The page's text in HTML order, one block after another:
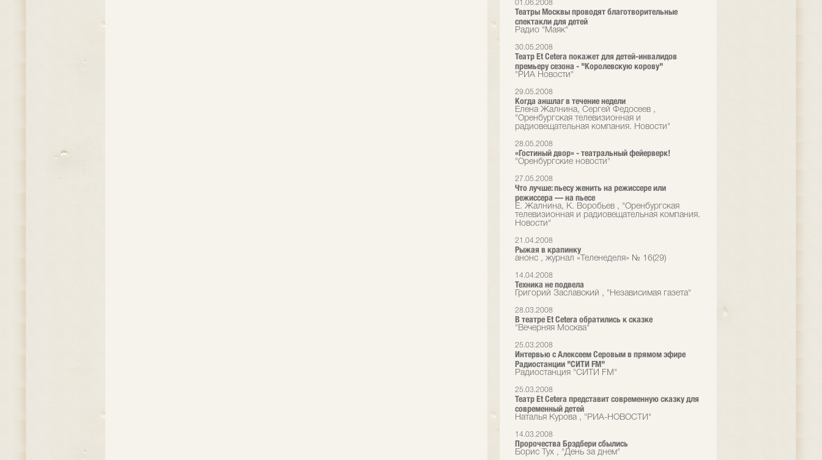
01.06.2008
Театры Москвы проводят благотворительные
спектакли для детей
Радио "Маяк"
30.05.2008
Театр Et Cetera покажет для детей-инвалидов
премьеру сезона - "Королевскую корову"
"РИА Новости"
29.05.2008
Когда аншлаг в течение недели
Елена Жалнина, Сергей Федосеев ,
"Оренбургская телевизионная и
радиовещательная компания. Новости"
28.05.2008
«Гостиный двор» - театральный фейерверк!
"Оренбургские новости"
27.05.2008
Что лучше: пьесу женить на режиссере или
режиссера — на пьесе
Е. Жалнина, К. Воробьев , "Оренбургская
телевизионная и радиовещательная компания.
Новости"
21.04.2008
Рыжая в крапинку
анонс , журнал «Теленеделя» № 16(29)
14.04.2008
Техника не подвела
Григорий Заславский , "Независимая газета"
28.03.2008
В театре Et Cetera обратились к сказке
"Вечерняя Москва"
25.03.2008
Интервью с Алексеем Серовым в прямом эфире
Радиостанции "СИТИ FM"
Радиостанция "СИТИ FM"
25.03.2008
Театр Et Cetera представит современную сказку для
современный детей
Наталья Курова , "РИА-НОВОСТИ"
14.03.2008
Пророчества Брэдбери сбылись
Борис Тух , "День за днем"